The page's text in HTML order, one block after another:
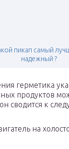
пикап самый
надежный ?
герметика
продуктов
сводится к
на